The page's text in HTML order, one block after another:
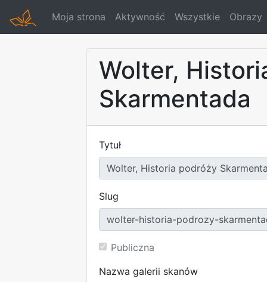
Moja strona Aktywność Wszystkie Obrazy
Wolter,
Skarmentada
Tytuł
Slug
Publiczna
Nazwa galerii skanów